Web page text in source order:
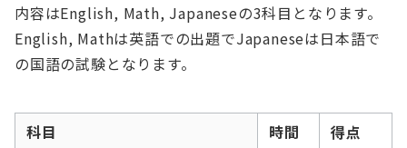
内容はEnglish, Math, Japaneseの3科目となります。
English, Mathは英語での出題でJapaneseは日本語で
の国語の試験となります。
科目 時間
得点